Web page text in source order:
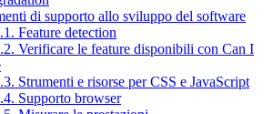
di supporto allo sviluppo del software
Feature detection
Verificare le feature disponibili con Can I
Strumenti e risorse per CSS e JavaScript
Supporto browser